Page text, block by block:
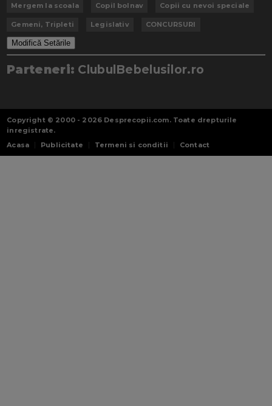
Mergem la scoala Copil bolnav Copii cu nevoi speciale
Gemeni, Tripleti Legislativ CONCURSURI
Modifică Setările
Parteneri: ClubulBebelusilor.ro
Copyright © 2000 - 2026 Desprecopii.com. Toate drepturile
inregistrate.
Acasa
Publicitate Termeni si conditii Contact